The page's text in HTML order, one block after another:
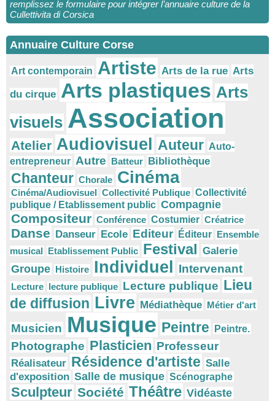
remplissez le formulaire pour intégrer l’annuaire culture de la
Cullettivita di Corsica
Annuaire Culture Corse
Art contemporain Artiste Arts de la rue Arts
du cirque Arts plastiques Arts
visuels Association
Atelier Audiovisuel Auteur Auto-
entrepreneur Autre Batteur Bibliothèque
Chanteur Chorale Cinéma
Cinéma/Audiovisuel Collectivité Publique Collectivité
publique / Etablissement public Compagnie
Compositeur Conférence Costumier Créatrice
Danse Danseur Ecole Editeur Éditeur Ensemble
musical Etablissement Public Festival Galerie
Groupe Histoire Individuel Intervenant
Lecture lecture publique Lecture publique Lieu
de diffusion Livre Médiathèque Métier d'art
Musicien Musique Peintre Peintre.
Photographe Plasticien Professeur
Réalisateur Résidence d'artiste Salle
d'exposition Salle de musique Scénographe
Sculpteur Société Théâtre Vidéaste